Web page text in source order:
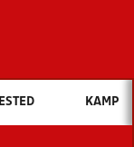
vil du søge efter?
NYHEDER
KAMP